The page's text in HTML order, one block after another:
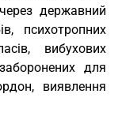
державний
психотропних
вибухових
для
виявлення